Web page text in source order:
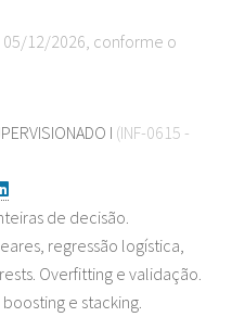
05/12/2026, conforme o
I (INF-0615 -
de decisão.
regressão logística,
Overfitting e validação.
e stacking.